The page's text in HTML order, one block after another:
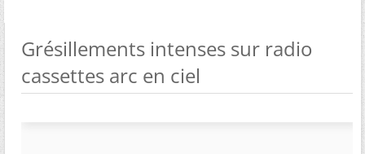
Grésillements intenses sur radio
cassettes arc en ciel